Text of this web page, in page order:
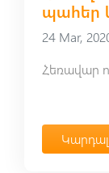
պահեր
24 Mar,